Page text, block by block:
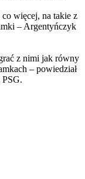
więcej, na takie z
– Argentyńczyk
z nimi jak równy
– powiedział